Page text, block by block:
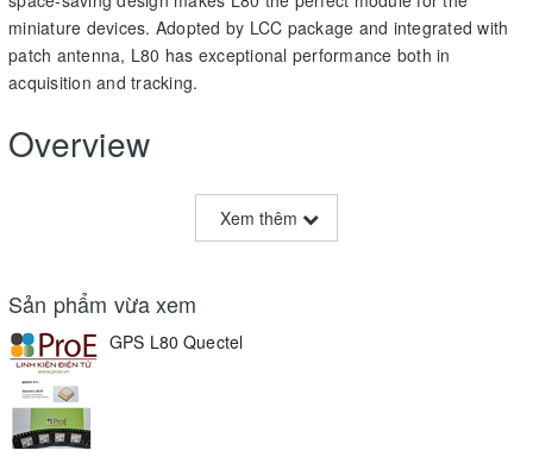
miniature devices. Adopted by LCC package and integrated with
patch antenna, L80 has exceptional performance both in
acquisition and tracking.
Overview
L80 is an ultra compact GPS POT (Patch on Top) module with an
embedded 15.0mm × 15.0mm × 4.0mm patch antenna. This
space-saving design makes L80 the perfect module for the
patch antenna, L80 has exceptional performance both in
acquisition and tracking.
Combining advanced AGPS called EASY™ (Embedded Assist
System) and proven AlwaysLocate™ technology, L80 achieves
Xem thêm
Sản phẩm vừa xem
GPS L80 Quectel